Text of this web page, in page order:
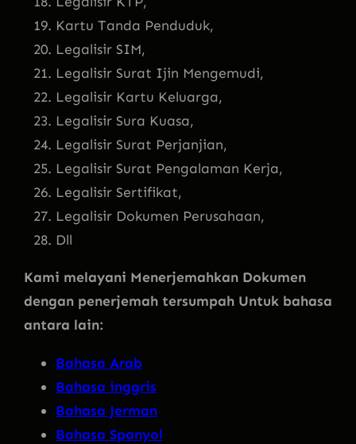
Kartu Tanda Penduduk,
Legalisir SIM,
Legalisir Surat Ijin Mengemudi,
Legalisir Kartu Keluarga,
Legalisir Sura Kuasa,
Legalisir Surat Perjanjian,
Legalisir Surat Pengalaman Kerja,
Legalisir Sertifikat,
Legalisir Dokumen Perusahaan,
Dll
Kami melayani Menerjemahkan Dokumen
dengan penerjemah tersumpah Untuk bahasa
antara lain:
Bahasa Arab
Bahasa inggris
Bahasa Jerman
Bahasa Spanyol